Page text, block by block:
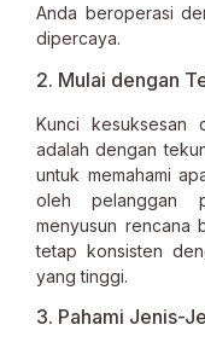
Anda beroperasi
dipercaya.
2. Mulai dengan
Kunci kesuksesan
adalah dengan
untuk memahami
oleh pelanggan
menyusun rencana
tetap konsisten
yang tinggi.
3. Pahami Jenis-